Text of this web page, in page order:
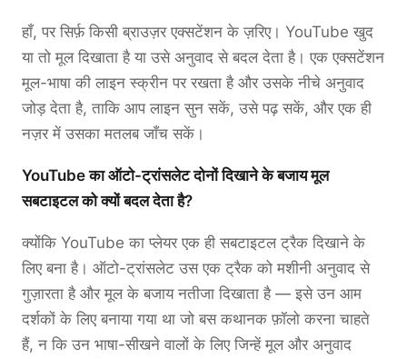
हाँ, पर सिर्फ़ किसी ब्राउज़र एक्सटेंशन के ज़रिए। YouTube खुद
या तो मूल दिखाता है या उसे अनुवाद से बदल देता है। एक एक्सटेंशन
मूल-भाषा की लाइन स्क्रीन पर रखता है और उसके नीचे अनुवाद
जोड़ देता है, ताकि आप लाइन सुन सकें, उसे पढ़ सकें, और एक ही
नज़र में उसका मतलब जाँच सकें।
YouTube का ऑटो-ट्रांसलेट दोनों दिखाने के बजाय मूल
सबटाइटल को क्यों बदल देता है?
क्योंकि YouTube का प्लेयर एक ही सबटाइटल ट्रैक दिखाने के
लिए बना है। ऑटो-ट्रांसलेट उस एक ट्रैक को मशीनी अनुवाद से
गुज़ारता है और मूल के बजाय नतीजा दिखाता है — इसे उन आम
दर्शकों के लिए बनाया गया था जो बस कथानक फ़ॉलो करना चाहते
हैं, न कि उन भाषा-सीखने वालों के लिए जिन्हें मूल और अनुवाद